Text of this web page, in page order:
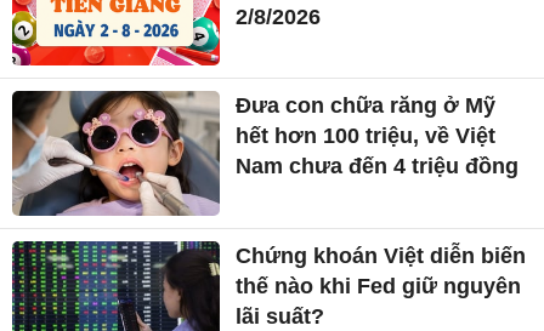
2/8/2026
Đưa con chữa răng ở Mỹ
hết hơn 100 triệu, về Việt
Nam chưa đến 4 triệu đồng
Chứng khoán Việt diễn biến
thế nào khi Fed giữ nguyên
lãi suất?